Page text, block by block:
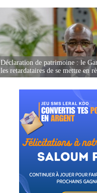
Déclaration de patrimoine : le
les retardataires de se mettre en